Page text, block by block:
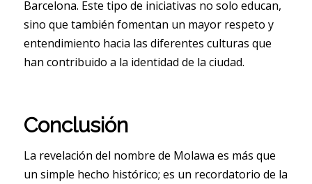
Barcelona. Este tipo de iniciativas no solo educan,
sino que también fomentan un mayor respeto y
entendimiento hacia las diferentes culturas que
han contribuido a la identidad de la ciudad.
Conclusión
La revelación del nombre de Molawa es más que
un simple hecho histórico; es un recordatorio de la